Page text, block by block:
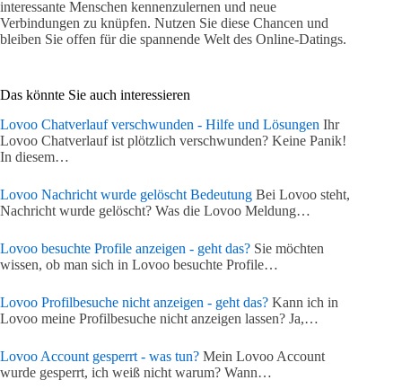
interessante Menschen kennenzulernen und neue
Verbindungen zu knüpfen. Nutzen Sie diese Chancen und
bleiben Sie offen für die spannende Welt des Online-Datings.
Das könnte Sie auch interessieren
Lovoo Chatverlauf verschwunden - Hilfe und Lösungen Ihr
Lovoo Chatverlauf ist plötzlich verschwunden? Keine Panik!
In diesem…
Lovoo Nachricht wurde gelöscht Bedeutung Bei Lovoo steht,
Nachricht wurde gelöscht? Was die Lovoo Meldung…
Lovoo besuchte Profile anzeigen - geht das? Sie möchten
wissen, ob man sich in Lovoo besuchte Profile…
Lovoo Profilbesuche nicht anzeigen - geht das? Kann ich in
Lovoo meine Profilbesuche nicht anzeigen lassen? Ja,…
Lovoo Account gesperrt - was tun? Mein Lovoo Account
wurde gesperrt, ich weiß nicht warum? Wann…